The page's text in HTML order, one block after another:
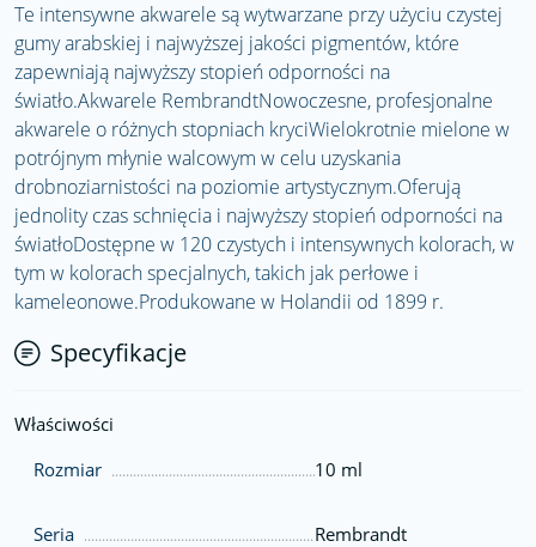
Te intensywne akwarele są wytwarzane przy użyciu czystej
gumy arabskiej i najwyższej jakości pigmentów, które
zapewniają najwyższy stopień odporności na
światło.Akwarele RembrandtNowoczesne, profesjonalne
akwarele o różnych stopniach kryciWielokrotnie mielone w
potrójnym młynie walcowym w celu uzyskania
drobnoziarnistości na poziomie artystycznym.Oferują
jednolity czas schnięcia i najwyższy stopień odporności na
światłoDostępne w 120 czystych i intensywnych kolorach, w
tym w kolorach specjalnych, takich jak perłowe i
kameleonowe.Produkowane w Holandii od 1899 r.
Specyfikacje
Właściwości
Rozmiar
10 ml
Seria Rembrandt